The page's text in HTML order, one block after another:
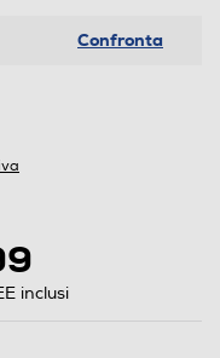
Confronta
inclusi